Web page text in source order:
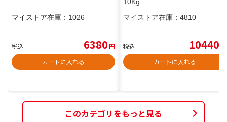
マイストア在庫： 1026
税込 6380円
カートに入れる
マイストア在庫： 4810
税込 10440
カートに入れる
このカテゴリをもっと見る